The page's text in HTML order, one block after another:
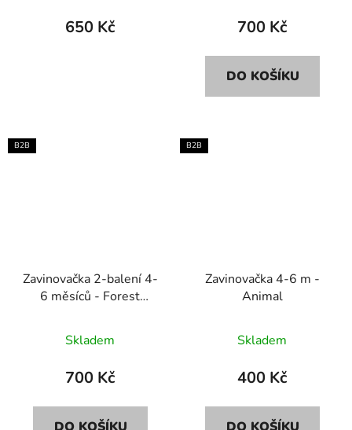
650 Kč 700 Kč
DO KOŠÍKU
B2B
Zavinovačka 2-balení 4-
6 měsíců - Forest
Skladem
700 Kč
B2B
Zavinovačka 4-6 m -
Animal
Skladem
400 Kč